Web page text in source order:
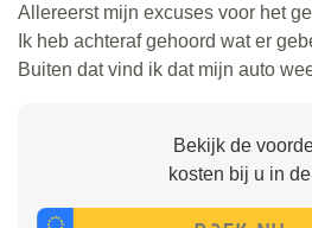
Allereerst mijn excuses voor het
Ik heb achteraf gehoord wat er
Buiten dat vind ik dat mijn auto
Bekijk de
kosten bij u in